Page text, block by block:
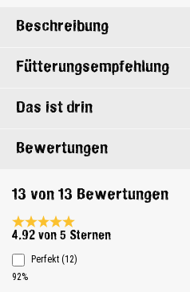
Beschreibung
Fütterungsempfehlung
Das ist drin
Bewertungen
13 von 13 Bewertungen
Durchschnittliche Bewertung 4.9 von 5
4.92 von 5 Sternen
Perfekt (12)
92%